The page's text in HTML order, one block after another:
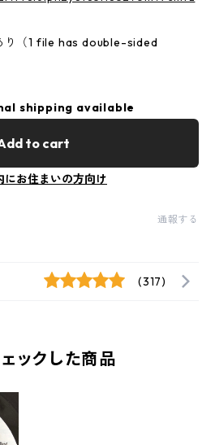
り（1 file has double-sided
shipping available
to cart
にお住まいの方向け
通報する
(317)
ックした商品